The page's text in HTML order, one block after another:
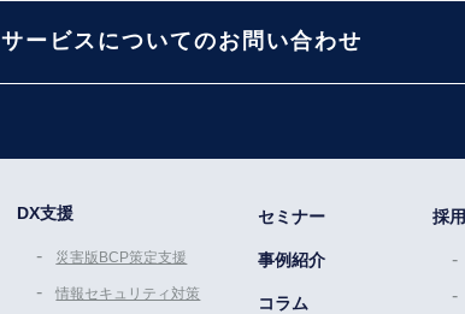
サービスについてのお問い合わせ
DX支援
災害版BCP策定支援
情報セキュリティ対策
セミナー
事例紹介
コラム
採用